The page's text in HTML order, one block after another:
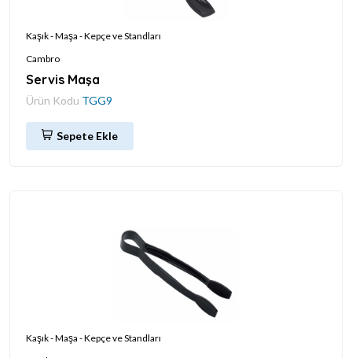
Kaşık - Maşa - Kepçe ve Standları
Cambro
Servis Maşa
Ürün Kodu TGG9
Sepete Ekle
Kaşık - Maşa - Kepçe ve Standları